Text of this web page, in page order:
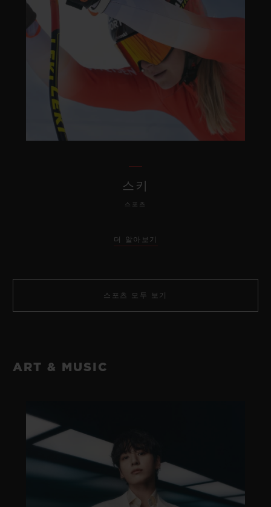
스키
스포츠
더 알아보기
스포츠 모두 보기
ART & MUSIC